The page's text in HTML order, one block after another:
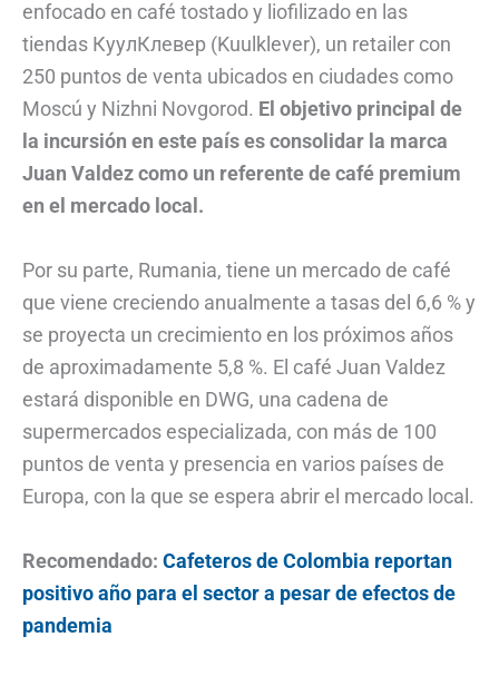
enfocado en café tostado y liofilizado en las
tiendas КуулКлевер (Kuulklever), un retailer con
250 puntos de venta ubicados en ciudades como
Moscú y Nizhni Novgorod. El objetivo principal de
la incursión en este país es consolidar la marca
Juan Valdez como un referente de café premium
en el mercado local.
Por su parte, Rumania, tiene un mercado de café
que viene creciendo anualmente a tasas del 6,6 % y
se proyecta un crecimiento en los próximos años
de aproximadamente 5,8 %. El café Juan Valdez
estará disponible en DWG, una cadena de
supermercados especializada, con más de 100
puntos de venta y presencia en varios países de
Europa, con la que se espera abrir el mercado local.
Recomendado: Cafeteros de Colombia reportan
positivo año para el sector a pesar de efectos de
pandemia